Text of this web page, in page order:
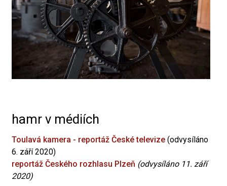
hamr v médiích
Toulavá kamera - reportáž České televize (odvysíláno
6. září 2020)
reportáž Českého rozhlasu Plzeň (odvysíláno 11. září
2020)